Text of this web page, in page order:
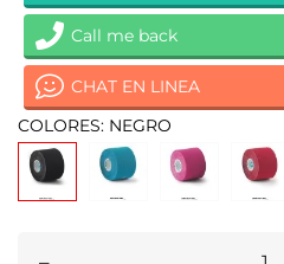
Call me back
CHAT EN LINEA
COLORES: NEGRO